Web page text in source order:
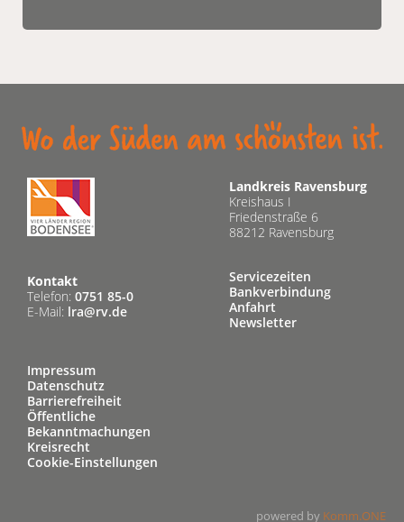
Landkreis Ravensburg
Kreishaus I
Friedenstraße 6
88212 Ravensburg
Kontakt
Telefon: 0751 85-0
E-Mail: lra@rv.de
Servicezeiten
Bankverbindung
Anfahrt
Newsletter
Impressum
Datenschutz
Barrierefreiheit
Öffentliche
Bekanntmachungen
Kreisrecht
Cookie-Einstellungen
powered by Komm.ONE